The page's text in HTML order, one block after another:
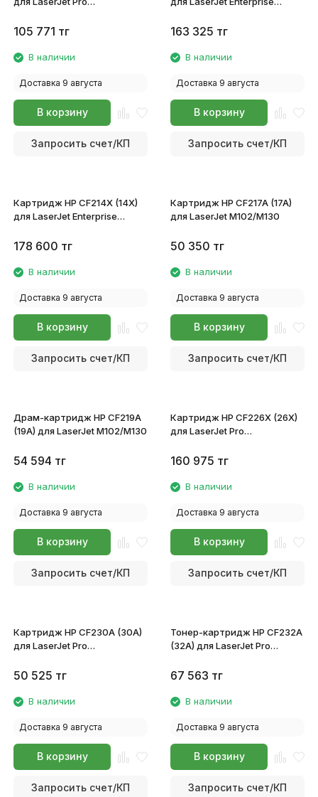
105 771 тг
В наличии
Доставка 9 августа
В корзину
Запросить счет/КП
M725f/M725dn/M725z
163 325 тг
В наличии
Доставка 9 августа
В корзину
Запросить счет/КП
Картридж HP CF214X (14X)
для LaserJet Enterprise
M725f/M725dn/M725z
178 600 тг
В наличии
Доставка 9 августа
В корзину
Запросить счет/КП
Картридж HP CF217A (17A)
для LaserJet M102/M130
50 350 тг
В наличии
Доставка 9 августа
В корзину
Запросить счет/КП
Драм-картридж HP CF219A
(19A) для LaserJet M102/M130
54 594 тг
В наличии
Доставка 9 августа
В корзину
Запросить счет/КП
Картридж HP CF226X (26X)
для LaserJet Pro
160 975 тг
В наличии
Доставка 9 августа
В корзину
Запросить счет/КП
Картридж HP CF230A (30A)
для LaserJet Pro
M227fdn/M227sdn
50 525 тг
В наличии
Доставка 9 августа
В корзину
Запросить счет/КП
Тонер-картридж HP CF232A
(32A) для LaserJet Pro
67 563 тг
В наличии
Доставка 9 августа
В корзину
Запросить счет/КП